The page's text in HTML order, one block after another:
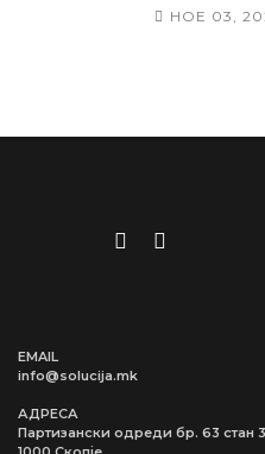
НОЕ 03,
EMAIL
info@solucija.mk
АДРЕСА
Партизански одреди бр. 63 стан